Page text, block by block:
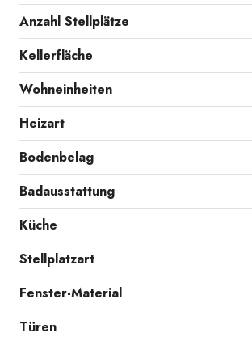
Anzahl Stellplätze
Kellerfläche
Wohneinheiten
Heizart
Bodenbelag
Badausstattung
Küche
Stellplatzart
Fenster-Material
Türen